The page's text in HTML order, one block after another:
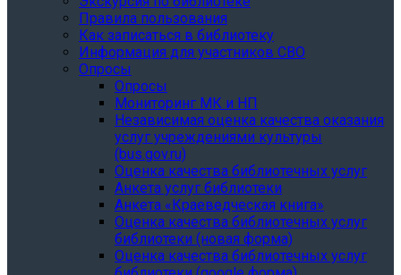
Правила пользования
Как записаться в библиотеку
Информация для участников СВО
Опросы
Опросы
Мониторинг МК и НП
Независимая оценка качества оказания
услуг учреждениями культуры
(bus.gov.ru)
Оценка качества библиотечных услуг
Анкета услуг библиотеки
Анкета «Краеведческая книга»
Oценка качества библиотечных услуг
библиотеки (новая форма)
Oценка качества библиотечных услуг